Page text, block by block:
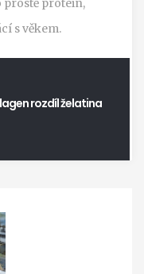
prostě protein,
s věkem.
rozdíl želatina